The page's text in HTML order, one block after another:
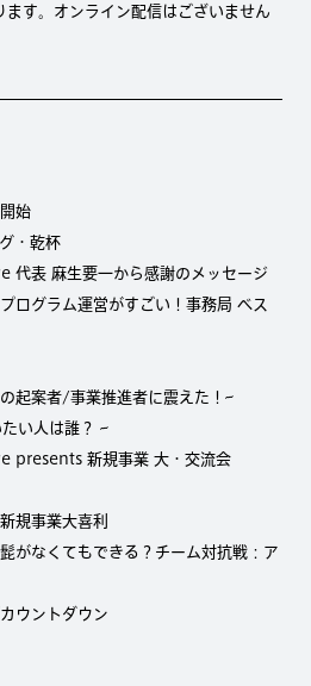
す。オンライン配信はございません
始
・乾杯
表 麻生要一から感謝のメッセージ
グラム運営がすごい！事務局 ベス
案者/事業推進者に震えた！~
い人は誰？ ~
新規事業 大・交流会
事業大喜利
なくてもできる？チーム対抗戦：ア
ウントダウン